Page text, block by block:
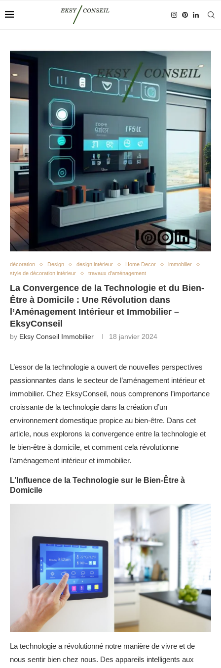
décoration Design design intérieur Home Decor
immobilier
style de décoration intérieur
travaux d'aménagement
La Convergence de la Technologie et du Bien-
Être à Domicile : Une Révolution dans
l’Aménagement Intérieur et Immobilier –
EksyConseil
by Eksy Conseil Immobilier 18 janvier 2024
L’essor de la technologie a ouvert de nouvelles perspectives
passionnantes dans le secteur de l’aménagement intérieur et
immobilier. Chez EksyConseil, nous comprenons l’importance
croissante de la technologie dans la création d’un
environnement domestique propice au bien-être. Dans cet
article, nous explorons la convergence entre la technologie et
le bien-être à domicile, et comment cela révolutionne
l’aménagement intérieur et immobilier.
L’Influence de la Technologie sur le Bien-Être à
Domicile
La technologie a révolutionné notre manière de vivre et de
nous sentir bien chez nous. Des appareils intelligents aux